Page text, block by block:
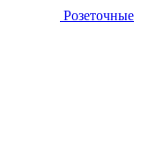
Розеточные